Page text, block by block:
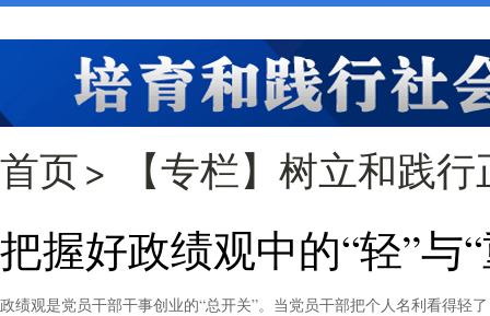
首页> 【专栏】树立和践
把握好政绩观中的“轻”与
政绩观是党员干部干事创业的“总开关”。当党员干部把个人名利看得轻